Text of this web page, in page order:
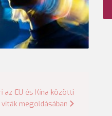
az EU és Kína közötti
viták megoldásában